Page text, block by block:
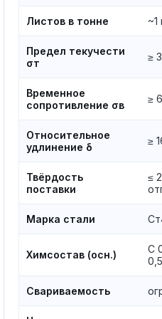
Листов в тонне ~1
Предел текучести
σт
≥
Временное
сопротивление σв
≥
Относительное
удлинение δ
≥
Твёрдость
поставки
≤
Марка стали
Химсостав (осн.)
C
Свариваемость